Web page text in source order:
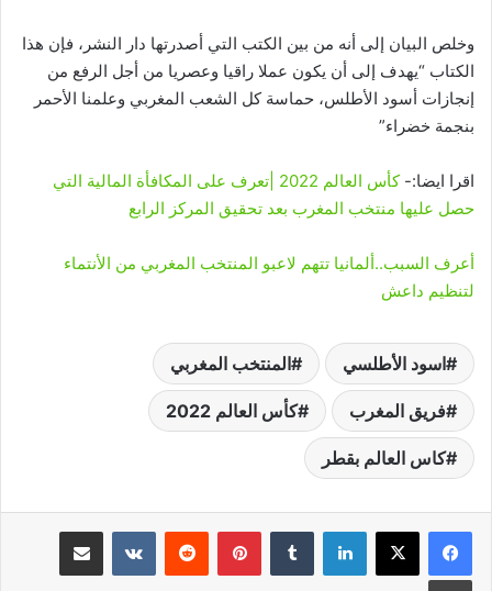
وخلص البيان إلى أنه من بين الكتب التي أصدرتها دار النشر، فإن هذا
الكتاب “يهدف إلى أن يكون عملا راقيا وعصريا من أجل الرفع من
إنجازات أسود الأطلس، حماسة كل الشعب المغربي وعلمنا الأحمر
بنجمة خضراء”
اقرا ايضا:-
كأس العالم 2022 |تعرف على المكافأة المالية التي
حصل عليها منتخب المغرب بعد تحقيق المركز الرابع
أعرف السبب..ألمانيا تتهم لاعبو المنتخب المغربي من الأنتماء
لتنظيم داعش
اسود الأطلسي المنتخب المغربي
فريق المغرب كأس العالم 2022
كاس العالم بقطر
لينكدإن بينتيريست